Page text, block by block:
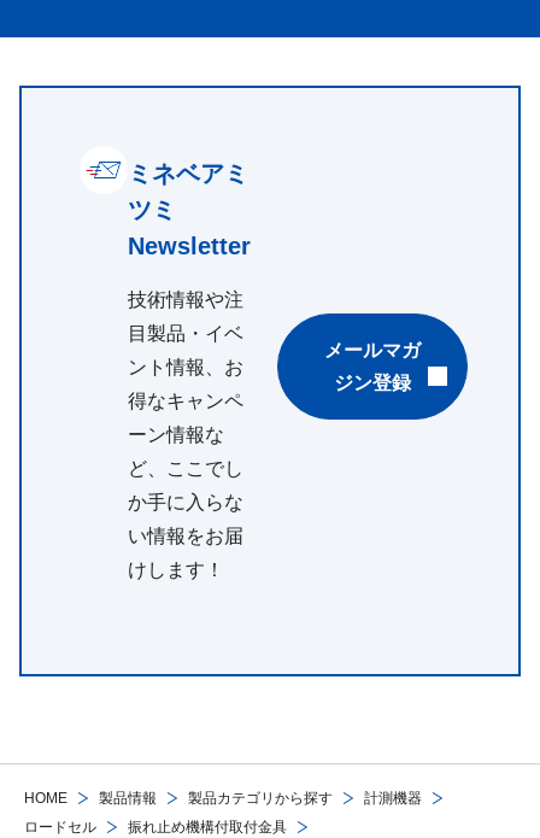
HOME 製品情報 製品カテゴリから探す
計測機器
ロードセル
振れ止め機構付取付金具
ミネベアミ
ツミ
Newsletter
技術情報や注
目製品・イベ
ント情報、お
得なキャンペ
ーン情報な
ど、ここでし
か手に入らな
い情報をお届
けします！
メールマガ
ジン登録